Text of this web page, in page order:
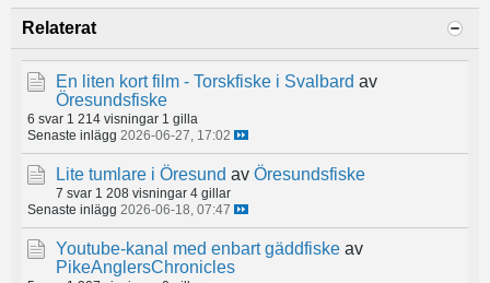
Relaterat
En liten kort film - Torskfiske i Svalbard av
Öresundsfiske
6 svar 1 214 visningar 1 gilla
Senaste inlägg 2026-06-27, 17:02
Lite tumlare i Öresund av Öresundsfiske
7 svar 1 208 visningar 4 gillar
Senaste inlägg 2026-06-18, 07:47
Youtube-kanal med enbart gäddfiske av
PikeAnglersChronicles